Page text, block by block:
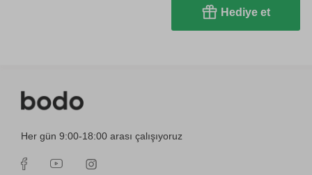
Hediye et
Her gün 9:00-18:00 arası çalışıyoruz